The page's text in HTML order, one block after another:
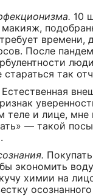
10
времени,
После
так
Естественная
теле и лице, мне
— такой
экономить
химии на